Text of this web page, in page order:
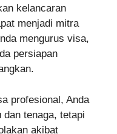
kelancaran
menjadi mitra
mengurus visa,
persiapan
profesional, Anda
tenaga, tetapi
akibat